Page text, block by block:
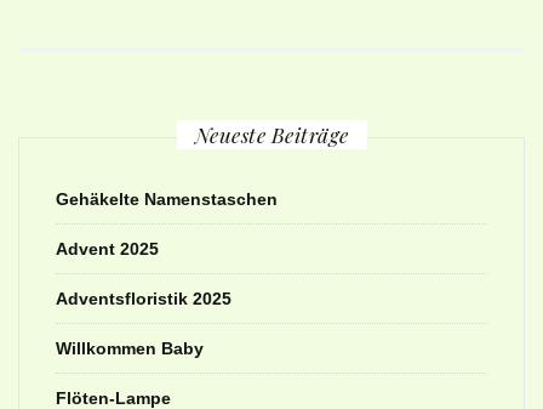
Neueste Beiträge
Gehäkelte Namenstaschen
Advent 2025
Adventsfloristik 2025
Willkommen Baby
Flöten-Lampe